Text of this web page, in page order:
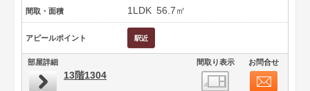
間取・面積 1LDK 56.7㎡
アピールポイント
部屋詳細 間取り表示 お問合せ
13階1304